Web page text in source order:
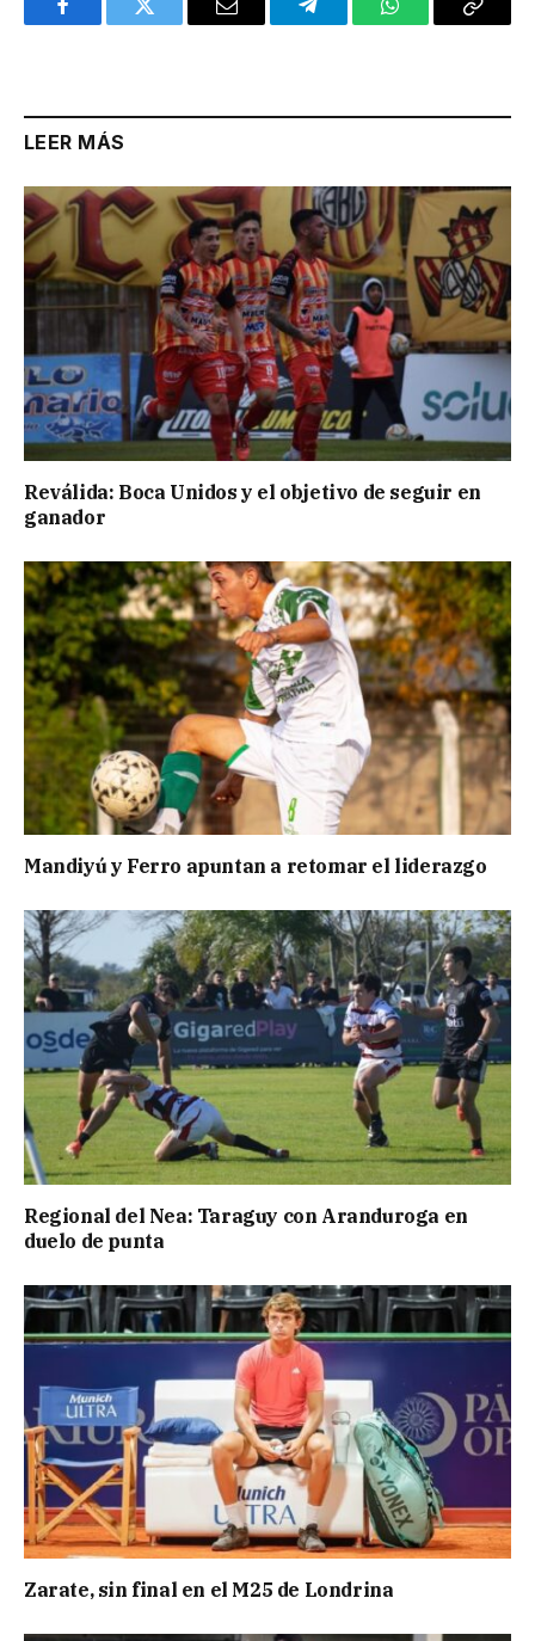
FacebookTwitter Email TelegramWhatsAppCopy
LEER MÁS
Reválida: Boca Unidos y el objetivo de seguir en
ganador
Mandiyú y Ferro apuntan a retomar el liderazgo
Regional del Nea: Taraguy con Aranduroga en
duelo de punta
Zarate, sin final en el M25 de Londrina